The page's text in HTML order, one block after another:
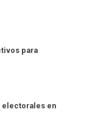
para
electorales en